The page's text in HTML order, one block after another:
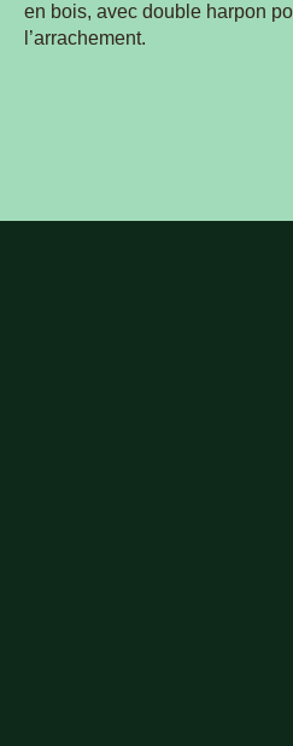
en bois, avec double harpon
l’arrachement.